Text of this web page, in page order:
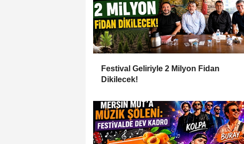
Festival Geliriyle 2 Milyon Fidan
Dikilecek!